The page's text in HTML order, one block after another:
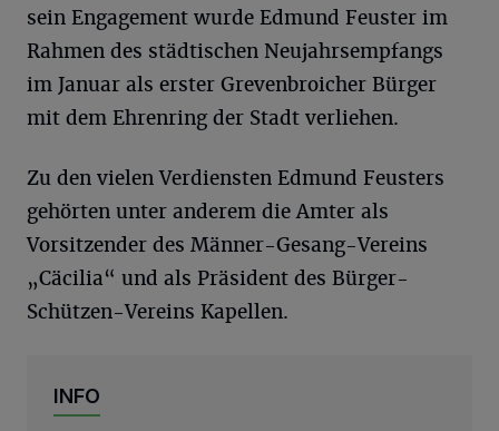
sein Engagement wurde Edmund Feuster im
Rahmen des städtischen Neujahrsempfangs
im Januar als erster Grevenbroicher Bürger
mit dem Ehrenring der Stadt verliehen.
Zu den vielen Verdiensten Edmund Feusters
gehörten unter anderem die Amter als
Vorsitzender des Männer-Gesang-Vereins
„Cäcilia“ und als Präsident des Bürger-
Schützen-Vereins Kapellen.
INFO